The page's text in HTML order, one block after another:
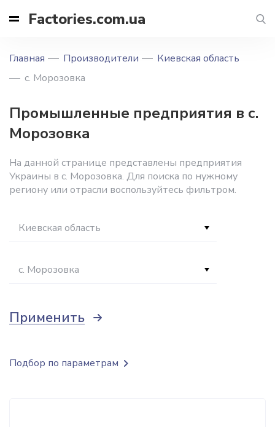
Factories.com.ua
Главная Производители
Киевская область
с. Морозовка
Промышленные предприятия в с.
Морозовка
На данной странице представлены предприятия
Украины в с. Морозовка. Для поиска по нужному
региону или отрасли воспользуйтесь фильтром.
Киевская область
с. Морозовка
Применить
Подбор по параметрам